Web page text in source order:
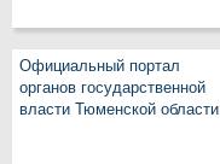
Официальный портал
органов государственной
власти Тюменской области